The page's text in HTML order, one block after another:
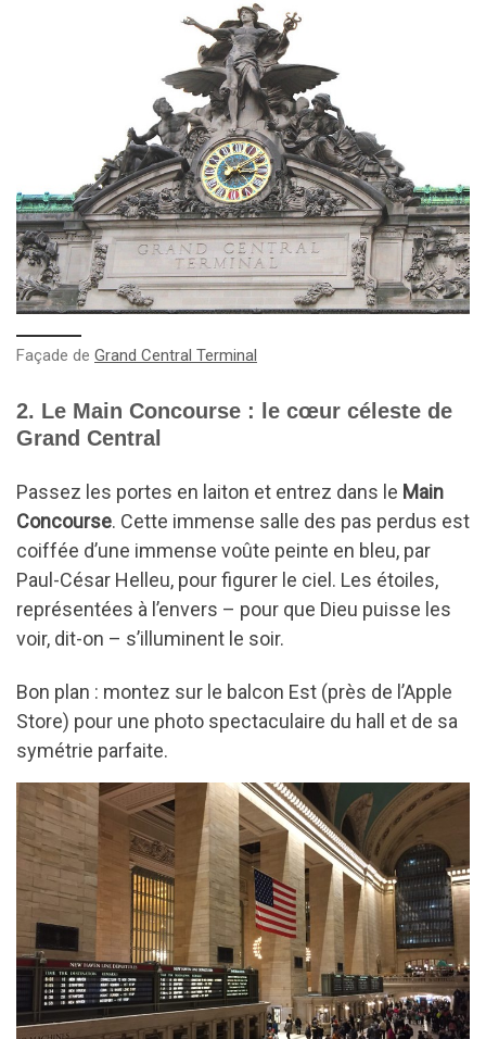
Façade de Grand Central Terminal
2. Le Main Concourse : le cœur céleste de
Grand Central
Passez les portes en laiton et entrez dans le Main
Concourse. Cette immense salle des pas perdus est
coiffée d’une immense voûte peinte en bleu, par
Paul-César Helleu, pour figurer le ciel. Les étoiles,
représentées à l’envers – pour que Dieu puisse les
voir, dit-on – s’illuminent le soir.
Bon plan : montez sur le balcon Est (près de l’Apple
Store) pour une photo spectaculaire du hall et de sa
symétrie parfaite.